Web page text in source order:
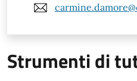
Strumenti di